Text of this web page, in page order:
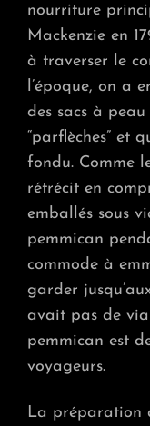
nourriture
Mackenzie en
à traverser le
l’époque, on a
des sacs à
“parflèches” et
fondu. Comme
rétrécit en
emballés sous
pemmican
commode à
garder
avait pas de
pemmican est
voyageurs.
La préparation